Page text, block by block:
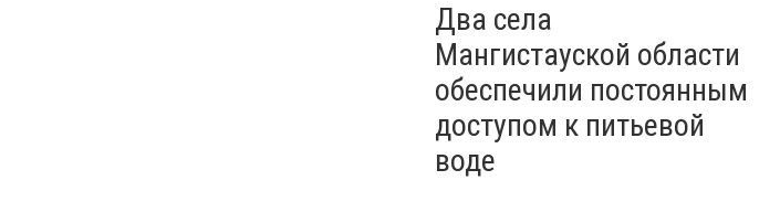
Два села
Мангистауской области
обеспечили постоянным
доступом к питьевой
воде